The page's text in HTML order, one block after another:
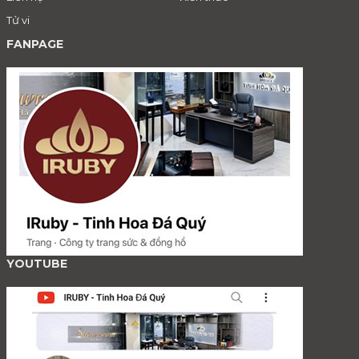
nữ trang vàng đều thể hiện sang trọng, vẻ đẹp kiêu sa
Kết hợp Titanium: Mang vẻ đẹp lung linh huyền hảo
và giá thành lại phải chăng là yếu tố tạo nên sức hút
của loại trang sức này. Giá thành của Titanium cũng
mềm hơn, nhưng vẫn đảm bảo vẻ đẹp tinh khôi, quyến
rũ và trẻ trung.
Kết hợp cùng linh vật:Loại trang sức này thường được
đúc, chế tác các hình linh vật mang yếu tố phong thủy.
Sản phẩm chứa đựng nhiều ý nghĩa gắn liền với đời
sống, tinh thần của người sử dụng. Đó có thể là linh vật
như Tỳ Hưu, Hồ Ly, Long Quy, hình Đức Phật,
Chúa,...mang ý nghĩa lớn lao.
Tử vi
FANPAGE
YOUTUBE